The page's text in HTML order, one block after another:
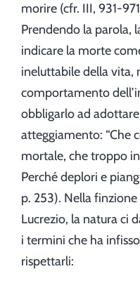
morire (cfr. III, 931-
Prendendo la parola,
indicare la morte
ineluttabile della vita,
comportamento
obbligarlo ad
atteggiamento: “Che
mortale, che troppo
Perché deplori e
p. 253). Nella
Lucrezio, la natura ci
i termini che ha
rispettarli: